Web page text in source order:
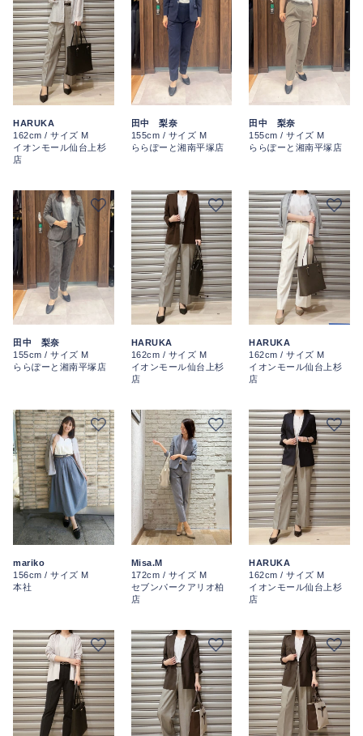
HARUKA
162cm / サイズ M
イオンモール仙台上杉
店
田中 梨奈
155cm / サイズ M
ららぽーと湘南平塚店
田中 梨奈
155cm / サイズ M
ららぽーと湘南平塚店
田中 梨奈
155cm / サイズ M
ららぽーと湘南平塚店
HARUKA
162cm / サイズ M
イオンモール仙台上杉
店
HARUKA
162cm / サイズ M
イオンモール仙台上杉
店
mariko
156cm / サイズ M
本社
Misa.M
172cm / サイズ M
セブンパークアリオ柏
店
HARUKA
162cm / サイズ M
イオンモール仙台上杉
店